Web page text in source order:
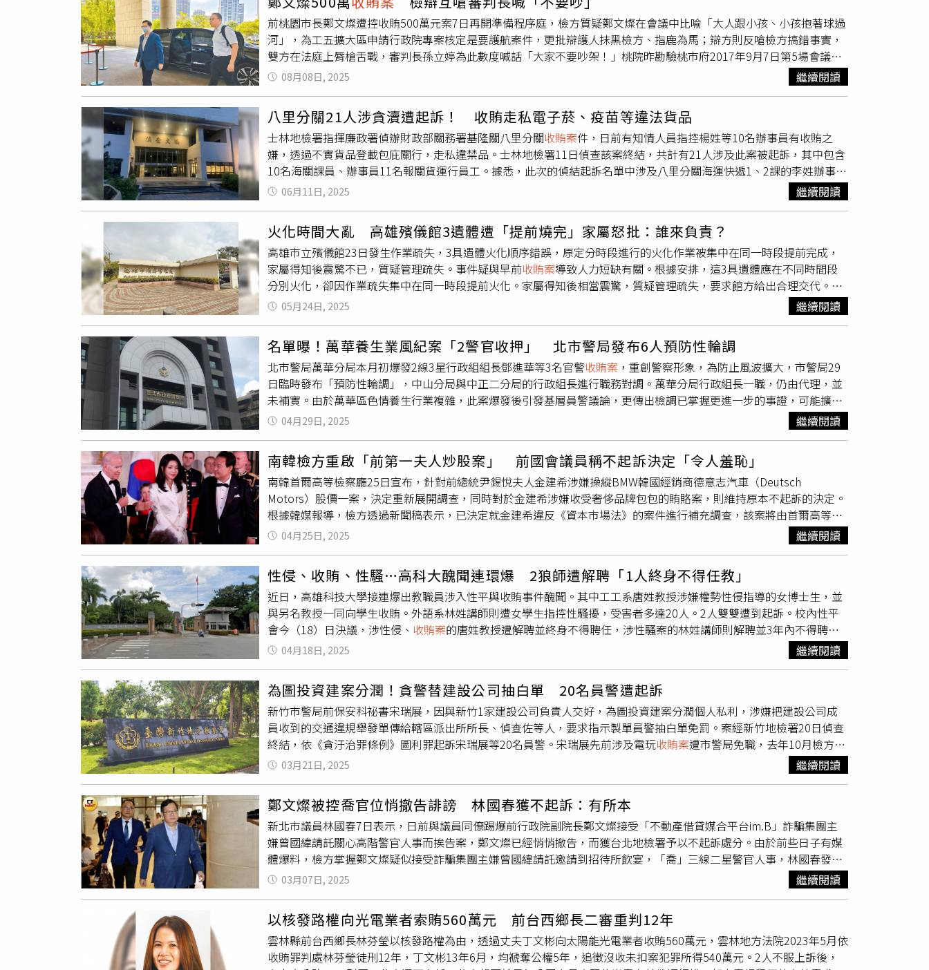
場指標地位。根據公開資料，該基金自2024年首次投資泓德能源約1.6億元後，2025年進一步擴增至7.5億元，規模成長
近4.7倍，躍升為前十大股東之一，也是今年投資台灣能源產業的最大筆布局。基本面方面，泓德能源上半年營運持續成
長，合併營收達33.56億元，年增55.67%；歸屬母公司淨利1.82億元，每股盈餘1.31元，營收、獲利齊揚，反映事業版
圖擴張與營運效能提升。
前桃園市長鄭文燦遭控收賄500萬元案7日再開準備程序庭，檢方質疑鄭文燦在會議中比喻「大人跟小孩、小孩抱著球過
河」，為工五擴大區申請行政院專案核定是要護航案件，更批辯護人抹黑檢方、指鹿為馬；辯方則反嗆檢方搞錯事實，
雙方在法庭上脣槍舌戰，審判長孫立婷為此數度喊話「大家不要吵架！」桃院昨勘驗桃市府2017年9月7日第5場會議記
錄錄音。檢方說，2017年9月14日廖俊松送錢到市長官邸，市府開始「國家重大建設申請同意辦理都市計畫變更」的程
序，會中鄭文燦用「大人跟小孩、小孩抱著球過河」形容，是試圖用重大建設夾帶對地主較有利的市地重劃過關。而鄭
文燦得知遭監聽，才於2018年8月退錢，檢質疑，「計畫到一半就不算犯罪嗎？」辯方則說，根據勘驗筆錄，起訴書在
去年8月26日完成，2場會議記錄錄音則分在8月24、25日由檢事官完成勘驗，但承辦檢察官陳嘉義複勘卻是23日，比檢
事官還早，且短短時間就完成起訴書，並不合理。鄭文燦則說，勘驗會議記錄錄音發現，他多次強調要百分之百取得地
主同意書才能自辦市地重劃，完全沒有幫忙廖俊松解套同意書的門檻；大人、小孩說法，也是檢方擴大解釋。檢方提
到，辯方曾稱鄭文燦被奸人所害、入人於罪等說法，是對檢察官人身攻擊，甚至還說檢方捏造對話內容，但監聽譯文相
當清楚，辯方指鹿為馬。律師錢建榮對此回應，奸人非稱檢察官，不知檢方為何對號入座？有媒體曾稱陳嘉義是「惡
08月08日, 2025 繼續閱讀
八里分關21人涉貪瀆遭起訴！ 收賄走私電子菸、疫苗等違法貨品
士林地檢署指揮廉政署偵辦財政部關務署基隆關八里分關收賄案件，日前有知情人員指控楊姓等10名辦事員有收賄之
嫌，透過不實貨品登載包庇關行，走私違禁品。士林地檢署11日偵查該案終結，共計有21人涉及此案被起訴，其中包含
10名海關課員、辦事員11名報關貨運行員工。據悉，此次的偵結起訴名單中涉及八里分關海運快遞1、2課的李姓辦事員
以及另外10課員。而負責海運快遞貨物的通關業務更是有人員被指控涉及登載不實準公文書罪。另，江姓辦事員、郝姓
課員則是涉犯貪汙治罪條例不違背職務收受賄賂罪、顏姓辦事員則另涉侵占職務上持有之非公用私有財物罪。范姓另課
員涉刑法洩漏國防以外秘密罪；郝姓課員另涉公務員假借職務上機會侵占離本人所持有之物罪。另外，涉及此案的業者
則有11名人員遭起訴，其中有東風鑫航空貨運承攬有限公司、利方國際有限公司的實際負責人楊男，以及利方公司名義
負責人周女，以及利方9名員工共11人。除涉嫌行使業務登載不實準文書外，更同時涉犯個人資料保護法、教唆以及協
助、交付收賄。而楊男、周女部分則是涉及非法蒐集個人資料罪，將另涉貪汙治罪條例非公務員對於公務員不違背職務
之行為交付賄賂罪。檢方調查，整起案件可追溯至2020，有多名海關公務員與東風鑫集團成員勾結，明知其進口貨物為
高額徵稅以及違禁品，卻在海關貨物預報系統中登載錯誤的貨品名稱，讓違法貨物如電子菸、動物疫苗、辣條食品等可
以順利通過海關。而檢方也查出3名公務員收取利益換取放行，江姓辦事員曾向江姓利方員工索取1200元補光燈棒作為
順利通關的對價，郝姓課員則收受3690元電池、49元手套及316元襪子等物品，范則洩漏海關註檢條件等秘密事項予業
者。報關行部分，楊男等人涉嫌非法取得並利用個人資料，虛報進口人及貨品名稱，大量走私電子菸等物品。其中，在
偵查過程中，邱、范及顏等3名公務員，不僅從頭到尾矢口否認犯行，且態度相當惡劣，檢方也因此請求法院從重量
刑，以示懲戒。至於李、賴、蘇、江、郝、張及張等7名公務員，在偵查過程中，皆坦承犯行並協助檢方可以釐清事
實，在審理中仍能維持坦承態度，檢方將請法院審酌其犯後態度、所得利益及繳回犯罪所得等情況，量處適當刑度。而
業者部份，楊男為集團負責人、周女為主管職、吳男、連男為現場協助查驗主管，透過報關業務之漏洞，長期夾帶不實
貨品、申報人，架空我國海關查緝執法，檢方同樣建請法院從重量刑，以儆效尤。
06月11日, 2025 繼續閱讀
火化時間大亂 高雄殯儀館3遺體遭「提前燒完」家屬怒批：誰來負責？
高雄市立殯儀館23日發生作業疏失，3具遺體火化順序錯誤，原定分時段進行的火化作業被集中在同一時段提前完成，
家屬得知後震驚不已，質疑管理疏失。事件疑與早前收賄案導致人力短缺有關。根據安排，這3具遺體應在不同時間段
分別火化，卻因作業疏失集中在同一時段提前火化。家屬得知後相當震驚，質疑管理疏失，要求館方給出合理交代。據
《三立新聞網》報導，此次火化烏龍事件疑與3月爆出的
有關。當時有10多人被辭退，造成殯儀館出現人力缺
口，需臨時調派其他科室人員支援火葬場作業。殯葬處對此事件作出澄清，表示是「號碼拿錯，不是燒錯遺體」，並非
真正燒錯遺體，而是火化順序出現錯誤。殯葬處長稍後對外說明詳細情形。目前民政局已在深入了解中。
05月24日, 2025 繼續閱讀
名單曝！萬華養生業風紀案「2警官收押」 北市警局發布6人預防性輪調
北市警局萬華分局本月初爆發2線3星行政組組長鄧進華等3名官警收賄案 ，重創警察形象，為防止風波擴大，市警局29
日臨時發布「預防性輪調」，中山分局與中正二分局的行政組長進行職務對調。萬華分局行政組長一職，仍由代理，並
未補實。由於萬華區色情養生行業複雜，此案爆發後引發基層員警議論，更傳出檢調已掌握更進一步的事證，可能擴大
偵辦，讓市警局高層承受巨大壓力，更傳出牽涉
的警務員吳嘉葳浮報超勤，時任中山分局行政組組長並未察覺，
也在此波調動遭連帶處分。市警局發布第六序列主管的調整名單，新人事命令預計於5月2日統一辦理離到職。游志文：
原任北投分局保防組組長，將調任市警局行政科股長。楊健良：原任萬華分局保防組組長，將調任北投分局保防組組
長。謝育銘：原任警局行政科股長，將調任萬華分局保防組組長。張義和：原任景局行政科股長，將調任中警局行政科
股長。謝紹哲：原任中山分局行政組組長，將調任中正第二分局行政組組長。蔡仁華：原任中正第二行政組組長，將調
任中山分局行政組組長。
04月29日, 2025 繼續閱讀
南韓檢方重啟「前第一夫人炒股案」 前國會議員稱不起訴決定「令人羞恥」
南韓首爾高等檢察廳25日宣布，針對前總統尹錫悅夫人金建希涉嫌操縱BMW韓國經銷商德意志汽車（Deutsch
Motors）股價一案，決定重新展開調查，同時對於金建希涉嫌收受奢侈品牌包包的賄賂案，則維持原本不起訴的決定。
根據韓媒報導，檢方透過新聞稿表示，已決定就金建希違反《資本市場法》的案件進行補充調查，該案將由首爾高等檢
察廳刑事部門直接負責。檢方指出，做出重新調查的決定，是因為與此案相關的德意志汽車前會長權五洙等人的案件已
由最高法院判決確定，因此有必要對涉案人員進行進一步釐清。回顧此案，首爾中央地方檢察廳去年曾對金建希進行現
場調查，之後對其在操縱股價及收受賄賂兩案中皆作出不起訴的處分，引發社會爭議。對此，前國會議員崔康旭與律師
黃熙錫於去年10月提起上訴，要求上級檢察機關重新審查不起訴決定。崔康旭當時更直言，不起訴決定「令人羞恥且無
恥」，質疑檢方是否縱容了擁有最高權力的當權者。據了解，該案焦點之一是金建希名下的三個證券帳戶（大信、未來
資產、DS投資證券）曾被共犯權五洙等人用於47起操縱交易與1起收盤價干預行為。雖然先前檢方承認這一事實，但表
示僅憑帳戶交易紀錄，尚難以認定金建希參與共謀。與此同時，針對同樣由崔康旭等人提起的奢侈品牌包包收賄案，高
等檢察廳則決定駁回上訴，維持首爾中央地檢當初作出的不起訴處分。
04月25日, 2025 繼續閱讀
性侵、收賄、性騷…高科大醜聞連環爆 2狼師遭解聘「1人終身不得任教」
近日，高雄科技大學接連爆出教職員涉入性平與收賄事件醜聞。其中工工系唐姓教授涉嫌權勢性侵指導的女博士生，並
與另名教授一同向學生收賄。外語系林姓講師則遭女學生指控性騷擾，受害者多達20人。2人雙雙遭到起訴。校內性平
會今（18）日決議，涉性侵、 收賄案的唐姓教授遭解聘並終身不得聘任，涉性騷案的林姓講師則解聘並3年內不得聘任
教師職務；後續送三級教評會審議。2024年下半，檢方偵辦高科大唐姓、王姓教授收賄賣學位案時，意外查出唐姓教授
曾在2015年權勢性侵自己所指導的女博士生。由於唐姓教授有寫日記的習慣，將自己蹂躪學生的行為全寫在日記中，檢
指控，藉故要求女學生到研究室後，對學生伸出鹹豬手性騷；此外還在學校廣場等公共場所，對女學生搭肩及撫摸背、
臀、腰部等部位，被害人在社群網站爆料，事件因此曝光，估計20人受害，最終以利用權勢猥褻等罪遭檢方起訴。針對
此2名狼師事件，高科大18日法表公開回應表示，近日召開性平會，經調查認定唐姓教授所為情節重大，涉權勢猥褻，
依據《教師法》、《性別平等教育法》等多項法規，性平會決議解聘且終身不得聘用，免經教評會審議。此外，在學生
指控林姓講師涉及性騷事件後，校方循校安系統通報並成立調查小組進行調查。經調查後決議解聘林男，且3年不得聘
任為教師，將續送三級教評會審議定案。高科大還強調，校方針對性平案均嚴肅以待，勿枉勿縱。校方會將持續宣傳以
及辦理講習，加強校內性平意識宣導。
04月18日, 2025 繼續閱讀
為圖投資建案分潤！貪警替建設公司抽白單 20名員警遭起訴
新竹市警局前保安科祕書宋瑞展，因與新竹1家建設公司負責人交好，為圖投資建案分潤個人私利，涉嫌把建設公司成
員收到的交通違規舉發單傳給轄區派出所所長、偵查佐等人，要求指示製單員警抽白單免罰。案經新竹地檢署20日偵查
終結，依《貪汙治罪條例》圖利罪起訴宋瑞展等20名員警。宋瑞展先前涉及電玩收賄案遭市警局免職，去年10月檢方起
訴後，移審新竹地院目前羈押審理中。檢察官在起訴書中指出，宋瑞展曾任新竹市警局少年隊副隊長、刑大副大隊長、
分局偵查隊長等刑事偵查單位主管，竟為圖投資建案分潤個人私利，主動討好在地知名建商，協助建商「抽白單」而圖
訴指出，宋因與某建設公司交好，得知建商負責人、經理、員工及友人開車常因違規停車遭員警開單舉發，竟涉嫌把舉
發單傳給時任北門派出所李姓所長、竹市警一分局張姓偵查佐、文華派出所吳姓所長，要求指示製單員警抽掉白單，張
姓偵查佐再轉傳給北門所呂姓巡佐並告知上情。李姓與吳姓所長、張姓偵查佐及呂姓巡佐等4人，憑藉與製單員警的長
官與部屬關係，共指示15名製單員警抽白單，未把車輛違規照片及違規資料上傳線上系統開出罰單，使車主免繳罰款。
檢察官認為聽取宋指示的所長、偵查佐及巡佐等4人從警多年，將關說請託不當觀念傳遞新進員警，建請法院量處適當
03月21日, 2025 繼續閱讀
鄭文燦被控喬官位悄撤告誹謗 林國春獲不起訴：有所本
新北市議員林國春7日表示，日前與議員同僚踢爆前行政院副院長鄭文燦接受「不動產借貸媒合平台im.B」詐騙集團主
嫌曾國緯請託關心高階警官人事而挨告案，鄭文燦已經悄悄撤告，而獲台北地檢署予以不起訴處分。由於前些日子有媒
體爆料，檢方掌握鄭文燦疑似接受詐騙集團主嫌曾國緯請託邀請到招待所飲宴，「喬」三線二星警官人事，林國春發現
曾國緯當時已經遭到許多地方地檢署通緝，根本是個通緝犯，因此與同黨時任議員廖先翔、洪佳君、林金結等人赴台北
地檢署告發鄭文燦涉嫌「窩藏人犯」。鄭文燦對此曾強調自己根本不認識曾國緯，還說報導為無中生有的抹黑，並揚言
將採取法律行動，警政署當時也表示報導純屬子虛烏有，甚至驚動調查局罕見對外發聲強調，雖有調查，但結果與媒體
報導多有出入，清查更不曾有人員對外揭露案情。事後鄭文燦不僅對林國春、廖先翔、洪佳君、林金結等人提告，進一
步也針對在臉書與Youtube等社群平台中指控自己的桃園市議員舒翠玲、時任國民黨員凌濤、林家興等一共7人提告加重
誹謗等罪。然而2024年夏天鄭文燦被控收賄案爆發而遭羈押多時，儘管之後以新台幣2,800萬元交保，對外仍轉趨低
03月07日, 2025 繼續閱讀
以核發路權向光電業者索賄560萬元 前台西鄉長二審重判12年
雲林縣前台西鄉長林芬瑩以核發路權為由，透過丈夫丁文彬向太陽能光電業者收賄560萬元，雲林地方法院2023年5月依
收賄罪判處林芬瑩徒刑12年，丁文彬13年6月，均褫奪公權5年，追徵沒收未扣案犯罪所得540萬元。2人不服上訴後，